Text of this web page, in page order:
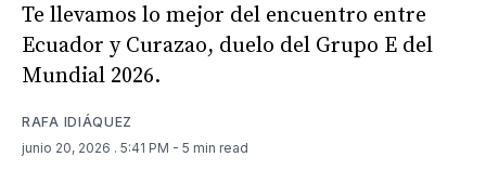
Te llevamos lo mejor del encuentro entre
Ecuador y Curazao, duelo del Grupo E del
Mundial 2026.
RAFA IDIÁQUEZ
junio 20, 2026 . 5:41 PM - 5 min read